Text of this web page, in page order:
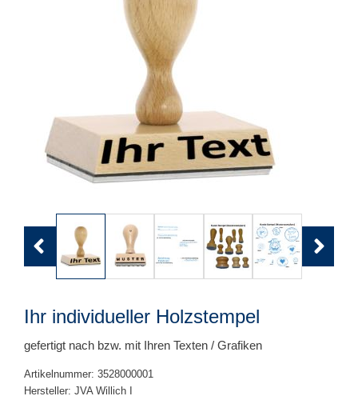
Previous Next
Ihr individueller Holzstempel
gefertigt nach bzw. mit Ihren Texten / Grafiken
Artikelnummer: 3528000001
Hersteller: JVA Willich I